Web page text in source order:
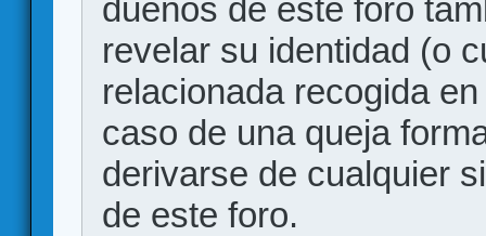
dueños de este foro
revelar su identidad (o
relacionada recogida
caso de una queja
derivarse de cualquier
de este foro.